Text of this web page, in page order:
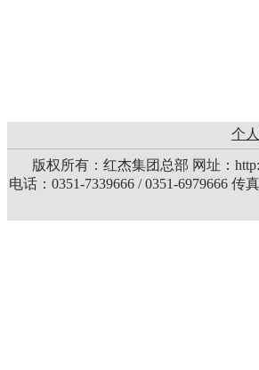
个
版权所有：红杰集团总部 网址：
电话：0351-7339666 / 0351-6979666 传